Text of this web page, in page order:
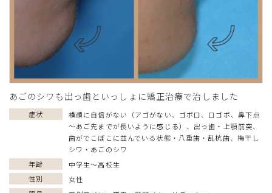
あごのシワも出っ歯といっしょに矯正治療で治しました
症状
横顔に自信がない（アゴがない、ゴボ口、口ゴボ、鼻下点
～あご先までが長いように感じる） 、 出っ歯・上顎前突、
歯がでこぼこに並んでいる状態・八重歯・乱杭歯、 梅干し
シワ・あごのシワ
年齢
中学生〜高校生
性別
女性